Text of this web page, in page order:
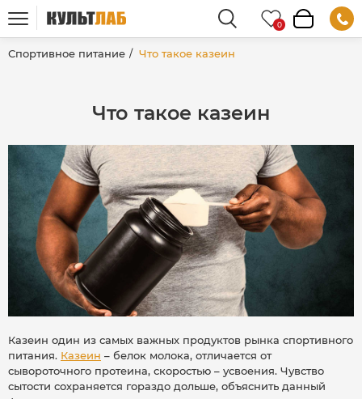
Спортивное питание Что такое казеин
Что такое казеин
Казеин один из самых важных продуктов рынка спортивного
питания. Казеин – белок молока, отличается от
сывороточного протеина, скоростью – усвоения. Чувство
сытости сохраняется гораздо дольше, объяснить данный